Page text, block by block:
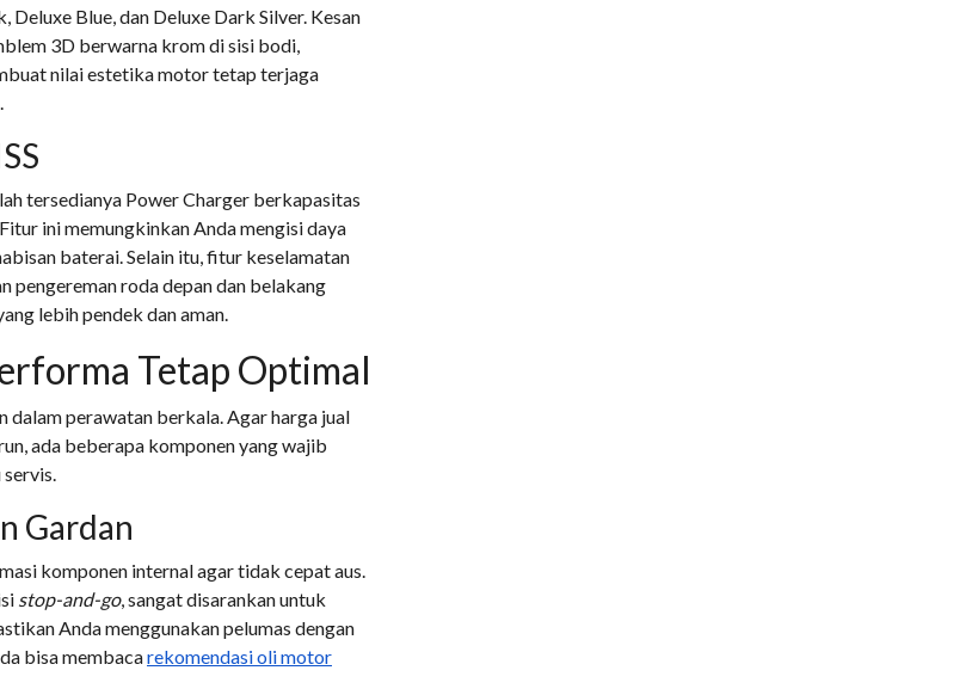
Blue, dan Deluxe Dark Silver. Kesan
3D berwarna krom di sisi bodi,
nilai estetika motor tetap terjaga
tersedianya Power Charger berkapasitas
ini memungkinkan Anda mengisi daya
baterai. Selain itu, fitur keselamatan
pengereman roda depan dan belakang
lebih pendek dan aman.
Tetap Optimal
perawatan berkala. Agar harga jual
ada beberapa komponen yang wajib
Gardan
komponen internal agar tidak cepat aus.
stop-and-go, sangat disarankan untuk
Anda menggunakan pelumas dengan
bisa membacarekomendasi oli motor